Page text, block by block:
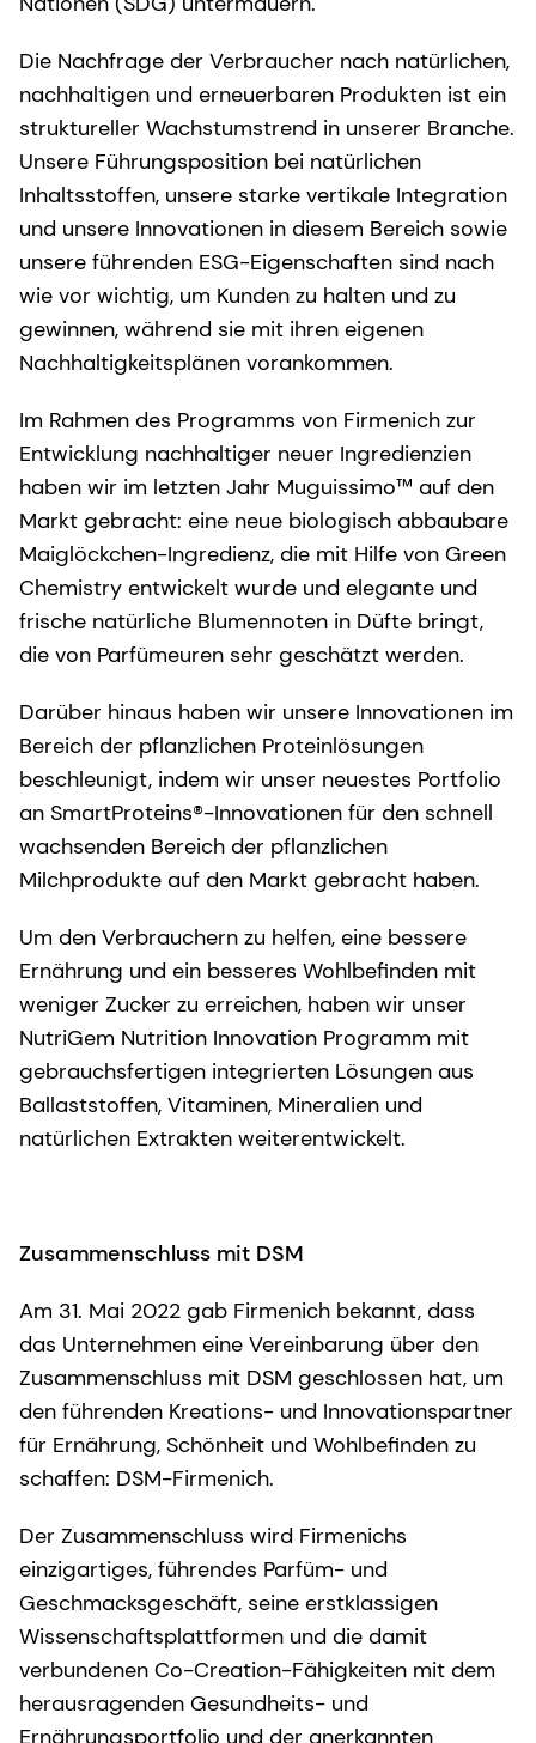
Die Nachfrage der Verbraucher nach natürlichen,
nachhaltigen und erneuerbaren Produkten ist ein
struktureller Wachstumstrend in unserer Branche.
Unsere Führungsposition bei natürlichen
Inhaltsstoffen, unsere starke vertikale Integration
und unsere Innovationen in diesem Bereich sowie
unsere führenden ESG-Eigenschaften sind nach
wie vor wichtig, um Kunden zu halten und zu
gewinnen, während sie mit ihren eigenen
Nachhaltigkeitsplänen vorankommen.
Im Rahmen des Programms von Firmenich zur
Entwicklung nachhaltiger neuer Ingredienzien
haben wir im letzten Jahr Muguissimo™ auf den
Markt gebracht: eine neue biologisch abbaubare
Maiglöckchen-Ingredienz, die mit Hilfe von Green
Chemistry entwickelt wurde und elegante und
frische natürliche Blumennoten in Düfte bringt,
die von Parfümeuren sehr geschätzt werden.
Darüber hinaus haben wir unsere Innovationen im
Bereich der pflanzlichen Proteinlösungen
beschleunigt, indem wir unser neuestes Portfolio
an SmartProteins®-Innovationen für den schnell
wachsenden Bereich der pflanzlichen
Milchprodukte auf den Markt gebracht haben.
Um den Verbrauchern zu helfen, eine bessere
Ernährung und ein besseres Wohlbefinden mit
weniger Zucker zu erreichen, haben wir unser
NutriGem Nutrition Innovation Programm mit
gebrauchsfertigen integrierten Lösungen aus
Ballaststoffen, Vitaminen, Mineralien und
natürlichen Extrakten weiterentwickelt.
Zusammenschluss mit DSM
Am 31. Mai 2022 gab Firmenich bekannt, dass
das Unternehmen eine Vereinbarung über den
Zusammenschluss mit DSM geschlossen hat, um
den führenden Kreations- und Innovationspartner
für Ernährung, Schönheit und Wohlbefinden zu
schaffen: DSM-Firmenich.
Der Zusammenschluss wird Firmenichs
einzigartiges, führendes Parfüm- und
Geschmacksgeschäft, seine erstklassigen
Wissenschaftsplattformen und die damit
verbundenen Co-Creation-Fähigkeiten mit dem
herausragenden Gesundheits- und
Ernährungsportfolio und der anerkannten